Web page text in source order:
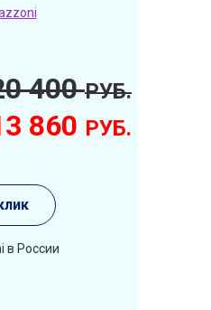
400РУБ.
860 РУБ.
в России